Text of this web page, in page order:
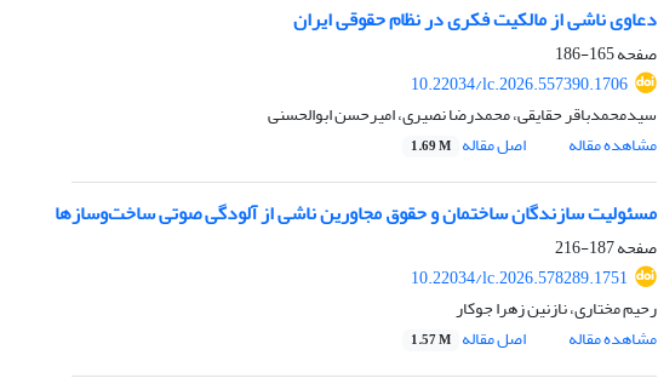
دعاوی ناشی از مالکیت فکری در نظام حقوقی ایران
صفحه165-186
10.22034/lc.2026.557390.1706
سیدمحمدباقر حقایقی، محمدرضا نصیری، امیرحسن ابوالحسنی
مشاهده مقاله
اصل مقاله 1.69 M
مسئولیت سازندگان ساختمان و حقوق مجاورین ناشی از آلودگی صوتی ساخت‌وسازها
صفحه187-216
10.22034/lc.2026.578289.1751
رحیم مختاری، نازنین زهرا جوکار
مشاهده مقاله
اصل مقاله 1.57 M